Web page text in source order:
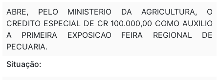
ABRE, PELO MINISTERIO DA AGRICULTURA, O
CREDITO ESPECIAL DE CR 100.000,00 COMO AUXILIO
A PRIMEIRA EXPOSICAO FEIRA REGIONAL DE
PECUARIA.
Situação: